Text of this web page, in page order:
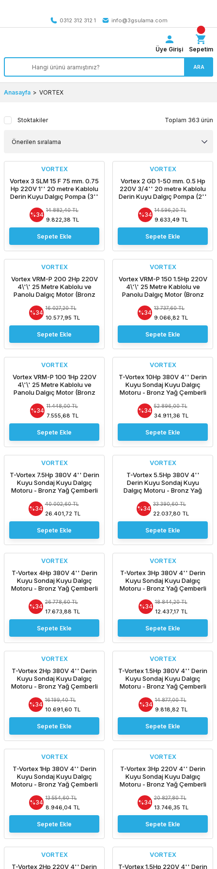
0312 312 312 1
info@3gsulama.com
ARA
Üye Girişi Sepetim
Anasayfa VORTEX
Stoktakiler Toplam 363 ürün
VORTEX
Vortex 3 SLM 15 F 75 mm. 0.75
Hp 220V 1'' 20 metre Kablolu
Derin Kuyu Dalgıç Pompa (3''
kablo)
%34
14.882,40 TL
9.822,38 TL
Sepete Ekle
VORTEX
Vortex 2 GD 1-50 mm. 0.5 Hp
220V 3/4'' 20 metre Kablolu
Derin Kuyu Dalgıç Pompa (2''
kablo)
%34
14.596,20 TL
9.633,49 TL
Sepete Ekle
VORTEX
Vortex VRM-P 200 2Hp 220V
4\'\' 25 Metre Kablolu ve
Panolu Dalgıç Motor (Bronz
%34
16.027,20 TL
10.577,95 TL
Sepete Ekle
VORTEX
Vortex VRM-P 150 1.5Hp 220V
4\'\' 25 Metre Kablolu ve
Panolu Dalgıç Motor (Bronz
%34
13.737,60 TL
9.066,82 TL
Sepete Ekle
VORTEX
Vortex VRM-P 100 1Hp 220V
4\'\' 25 Metre Kablolu ve
Panolu Dalgıç Motor (Bronz
%34
11.448,00 TL
7.555,68 TL
Sepete Ekle
VORTEX
T-Vortex 10Hp 380V 4'' Derin
Kuyu Sondaj Kuyu Dalgıç
Motoru - Bronz Yağ Çemberli
ORJİNAL İTALYAN
%34
52.896,00 TL
34.911,36 TL
Sepete Ekle
VORTEX
T-Vortex 7.5Hp 380V 4'' Derin
Kuyu Sondaj Kuyu Dalgıç
Motoru - Bronz Yağ Çemberli
ORJİNAL İTALYAN
%34
40.002,60 TL
26.401,72 TL
Sepete Ekle
VORTEX
T-Vortex 5.5Hp 380V 4''
Derin Kuyu Sondaj Kuyu
Dalgıç Motoru - Bronz Yağ
Motor / ORJİNAL İTALYAN
%34
33.390,60 TL
22.037,80 TL
Sepete Ekle
VORTEX
T-Vortex 4Hp 380V 4'' Derin
Kuyu Sondaj Kuyu Dalgıç
Motoru - Bronz Yağ Çemberli
ORJİNAL İTALYAN
%34
26.778,60 TL
17.673,88 TL
Sepete Ekle
VORTEX
T-Vortex 3Hp 380V 4'' Derin
Kuyu Sondaj Kuyu Dalgıç
Motoru - Bronz Yağ Çemberli
ORJİNAL İTALYAN
%34
18.844,20 TL
12.437,17 TL
Sepete Ekle
VORTEX
T-Vortex 2Hp 380V 4'' Derin
Kuyu Sondaj Kuyu Dalgıç
Motoru - Bronz Yağ Çemberli
ORJİNAL İTALYAN
%34
16.199,40 TL
10.691,60 TL
Sepete Ekle
VORTEX
T-Vortex 1.5Hp 380V 4'' Derin
Kuyu Sondaj Kuyu Dalgıç
Motoru - Bronz Yağ Çemberli
ORJİNAL İTALYAN
%34
14.877,00 TL
9.818,82 TL
Sepete Ekle
VORTEX
T-Vortex 1Hp 380V 4'' Derin
Kuyu Sondaj Kuyu Dalgıç
Motoru - Bronz Yağ Çemberli
ORJİNAL İTALYAN
%34
13.554,60 TL
8.946,04 TL
Sepete Ekle
VORTEX
T-Vortex 3Hp 220V 4'' Derin
Kuyu Sondaj Kuyu Dalgıç
Motoru - Bronz Yağ Çemberli
ORJİNAL İTALYAN
%34
20.827,80 TL
13.746,35 TL
Sepete Ekle
VORTEX
T-Vortex 2Hp 220V 4'' Derin
VORTEX
T-Vortex 1.5Hp 220V 4'' Derin